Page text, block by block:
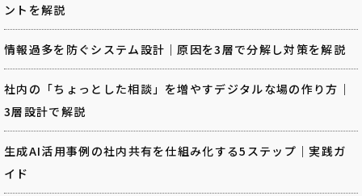
ントを解説
情報過多を防ぐシステム設計｜原因を3層で分解し対策を解説
社内の「ちょっとした相談」を増やすデジタルな場の作り方｜
3層設計で解説
生成AI活用事例の社内共有を仕組み化する5ステップ｜実践ガ
イド